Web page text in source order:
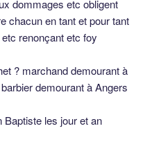
dommages etc obligent
chacun en tant et pour tant
renonçant etc foy
? marchand demourant à
demourant à Angers
Baptiste les jour et an